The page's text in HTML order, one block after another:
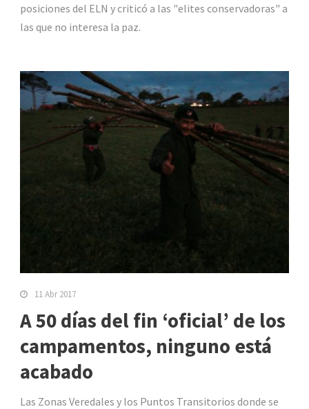
posiciones del ELN y criticó a las "elites conservadoras" a
las que no interesa la paz.
11 Abr 2017
A 50 días del fin ‘oficial’ de los
campamentos, ninguno está
acabado
Las Zonas Veredales y los Puntos Transitorios donde se